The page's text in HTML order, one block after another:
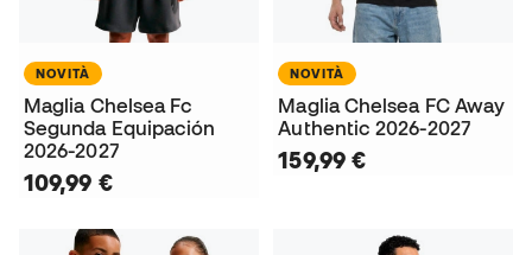
NOVITÀ
Maglia Chelsea Fc
Segunda Equipación
2026-2027
109,99 €
NOVITÀ
Maglia Chelsea FC Away
Authentic 2026-2027
159,99 €